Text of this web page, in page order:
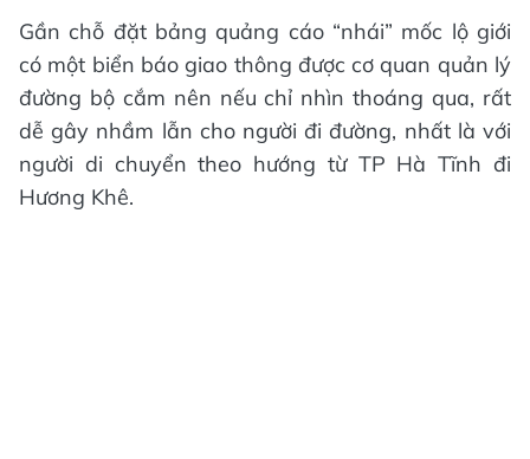
Gần chỗ đặt bảng quảng cáo “nhái” mốc lộ giới
có một biển báo giao thông được cơ quan quản lý
đường bộ cắm nên nếu chỉ nhìn thoáng qua, rất
dễ gây nhầm lẫn cho người đi đường, nhất là với
người di chuyển theo hướng từ TP Hà Tĩnh đi
Hương Khê.